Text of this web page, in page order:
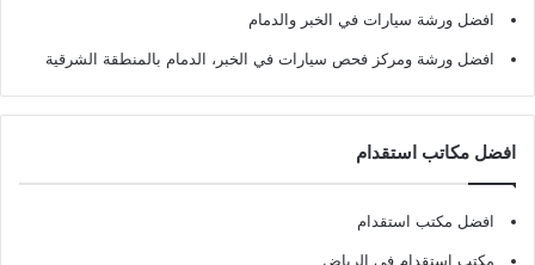
افضل ورشة سيارات في الخبر والدمام
افضل ورشة ومركز فحص سيارات في الخبر، الدمام بالمنطقة الشرقية
افضل مكاتب استقدام
افضل مكتب استقدام
مكتب استقدام في الرياض